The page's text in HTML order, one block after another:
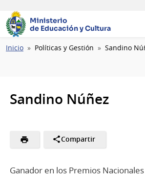
Ministerio
de Educación y Cultura
Ruta
Inicio Políticas y Gestión Sandino
Sandino Núñez
Compartir
Ganador en los Premios